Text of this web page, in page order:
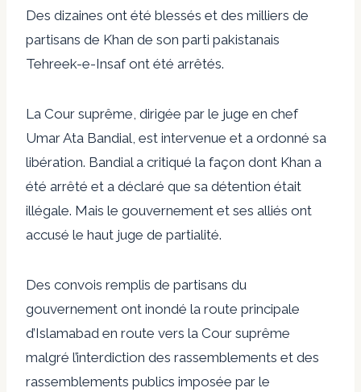
Des dizaines ont été blessés et des milliers de
partisans de Khan de son parti pakistanais
Tehreek-e-Insaf ont été arrêtés.
La Cour suprême, dirigée par le juge en chef
Umar Ata Bandial, est intervenue et a ordonné sa
libération. Bandial a critiqué la façon dont Khan a
été arrêté et a déclaré que sa détention était
illégale. Mais le gouvernement et ses alliés ont
accusé le haut juge de partialité.
Des convois remplis de partisans du
gouvernement ont inondé la route principale
d’Islamabad en route vers la Cour suprême
malgré l’interdiction des rassemblements et des
rassemblements publics imposée par le